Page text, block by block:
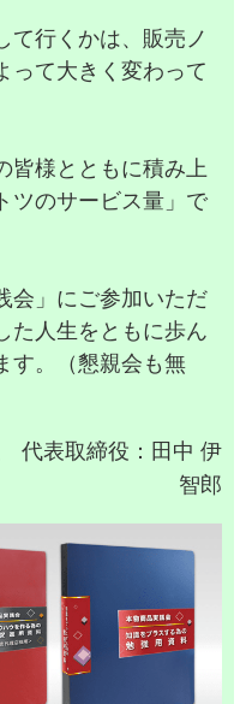
て行くかは、販売ノ
って大きく変わって
皆様とともに積み上
ツのサービス量」で
会」にご参加いただ
た人生をともに歩ん
す。（懇親会も無
代表取締役：田中 伊
智郎